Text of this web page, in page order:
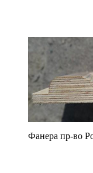
Фанера пр-во